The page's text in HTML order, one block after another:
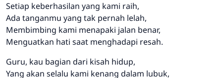
Setiap keberhasilan yang kami raih,
Ada tanganmu yang tak pernah lelah,
Membimbing kami menapaki jalan benar,
Menguatkan hati saat menghadapi resah.
Guru, kau bagian dari kisah hidup,
Yang akan selalu kami kenang dalam lubuk,